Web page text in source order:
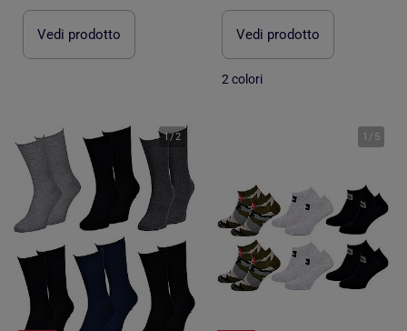
Vedi prodotto Vedi prodotto
2 colori
1/2 1 / 5